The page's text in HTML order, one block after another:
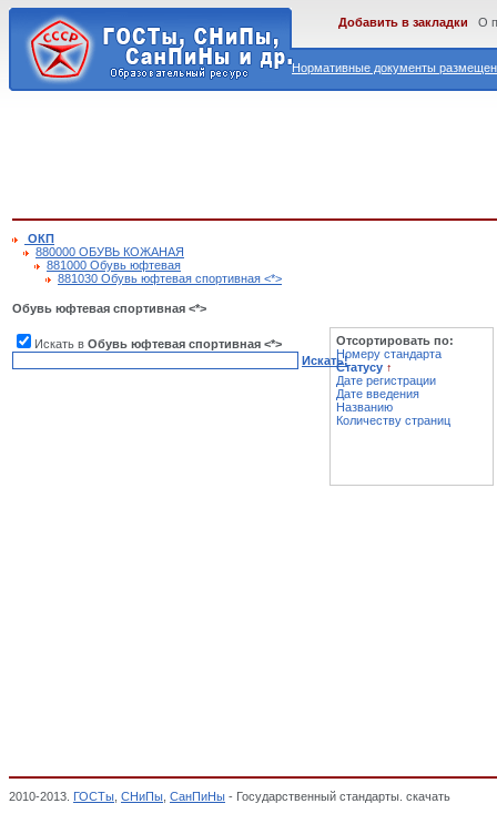
Нормативные документы
Добавить в закладки О
ОКП
880000 ОБУВЬ КОЖАНАЯ
881000 Обувь юфтевая
881030 Обувь юфтевая спортивная <*>
Обувь юфтевая спортивная <*>
Искать в Обувь юфтевая спортивная <*>
Искать!
Отсортировать по:
Номеру стандарта
Статусу ↑
Дате регистрации
Дате введения
Названию
Количеству страниц
2010-2013. ГОСТы СНиПы СанПиНы - Государственный стандарты. скачать